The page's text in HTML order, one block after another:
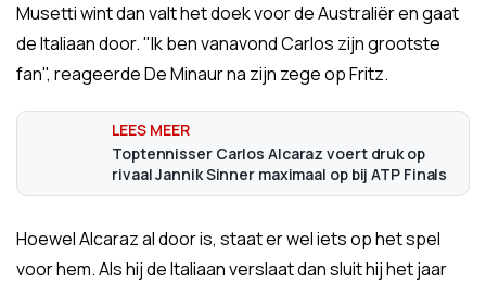
Musetti wint dan valt het doek voor de Australiër en gaat
de Italiaan door. "Ik ben vanavond Carlos zijn grootste
fan", reageerde De Minaur na zijn zege op Fritz.
Toptennisser Carlos Alcaraz voert druk op
rivaal Jannik Sinner maximaal op bij ATP Finals
Hoewel Alcaraz al door is, staat er wel iets op het spel
voor hem. Als hij de Italiaan verslaat dan sluit hij het jaar